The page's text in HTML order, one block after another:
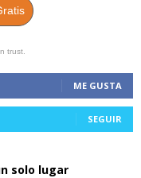
trust.
ME GUSTA
SEGUIR
solo lugar